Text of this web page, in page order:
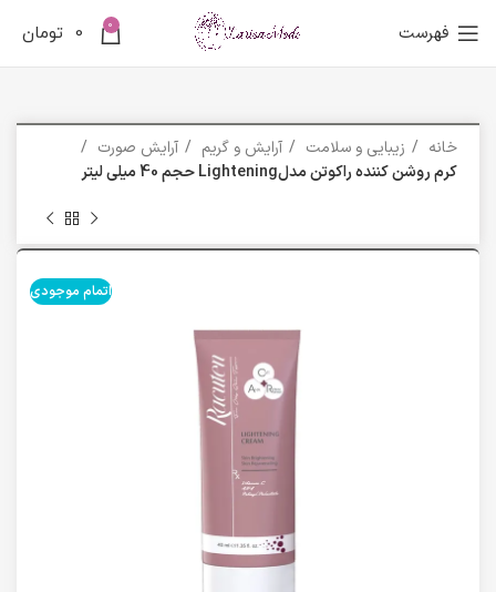
فهرست 0
0 تومان
خانه زیبایی و سلامت آرایش و گریم
آرایش صورت
کرم روشن کننده راکوتن مدلLightening حجم 40 میلی لیتر
اتمام موجودی